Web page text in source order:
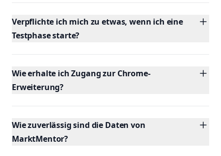
Verpflichte ich mich zu etwas, wenn ich eine
Testphase starte?
Wie erhalte ich Zugang zur Chrome-
Erweiterung?
Wie zuverlässig sind die Daten von
MarktMentor?